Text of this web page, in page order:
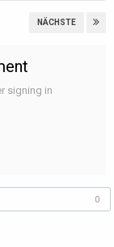
NÄCHSTE
signing in
0